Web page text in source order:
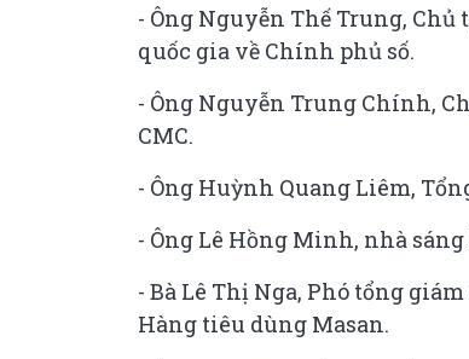
- Ông Nguyễn Thế Trung,
quốc gia về Chính phủ số.
- Ông Nguyễn Trung Chính,
CMC.
- Ông Huỳnh Quang Liêm,
- Ông Lê Hồng Minh, nhà
- Bà Lê Thị Nga, Phó tổng
Hàng tiêu dùng Masan.